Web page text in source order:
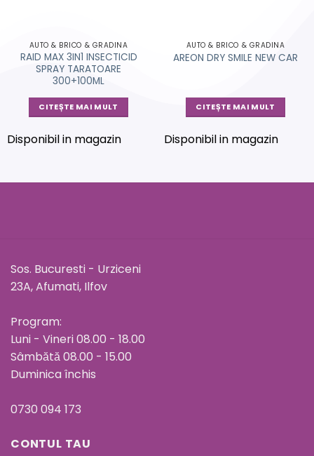
AUTO & BRICO & GRADINA
RAID MAX 3IN1 INSECTICID
SPRAY TARATOARE
300+100ML
CITEȘTE MAI MULT
Disponibil in magazin
AUTO & BRICO & GRADINA
AREON DRY SMILE NEW CAR
CITEȘTE MAI MULT
Disponibil in magazin
Sos. Bucuresti - Urziceni
23A, Afumati, Ilfov
Program:
Luni - Vineri 08.00 - 18.00
Sâmbătă 08.00 - 15.00
Duminica închis
0730 094 173
CONTUL TAU